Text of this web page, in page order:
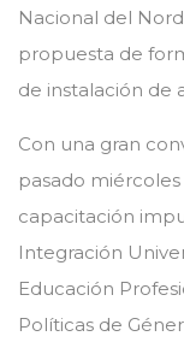
Nacional del
propuesta de
de instalación de
Con una gran
pasado
capacitación
Integración
Educación
Políticas de